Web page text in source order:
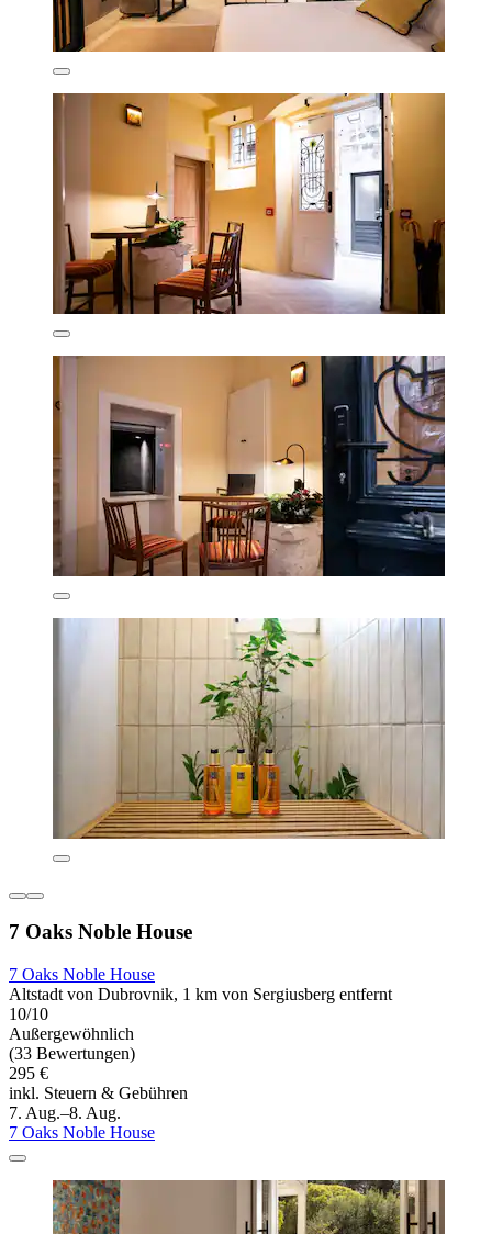
7 Oaks Noble House
7 Oaks Noble House
Altstadt von Dubrovnik, 1 km von Sergiusberg entfernt
10/10
Außergewöhnlich
(33 Bewertungen)
295 €
inkl. Steuern & Gebühren
7. Aug.–8. Aug.
7 Oaks Noble House